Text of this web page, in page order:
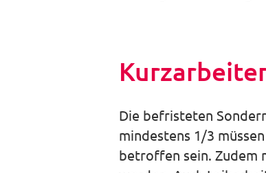
Die befristeten
mindestens 1/3
betroffen sein. Zudem